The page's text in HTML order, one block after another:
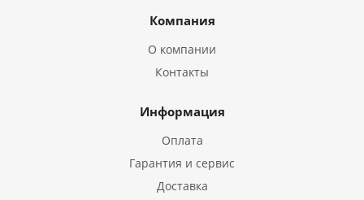
Компания
О компании
Контакты
Информация
Оплата
Гарантия и сервис
Доставка